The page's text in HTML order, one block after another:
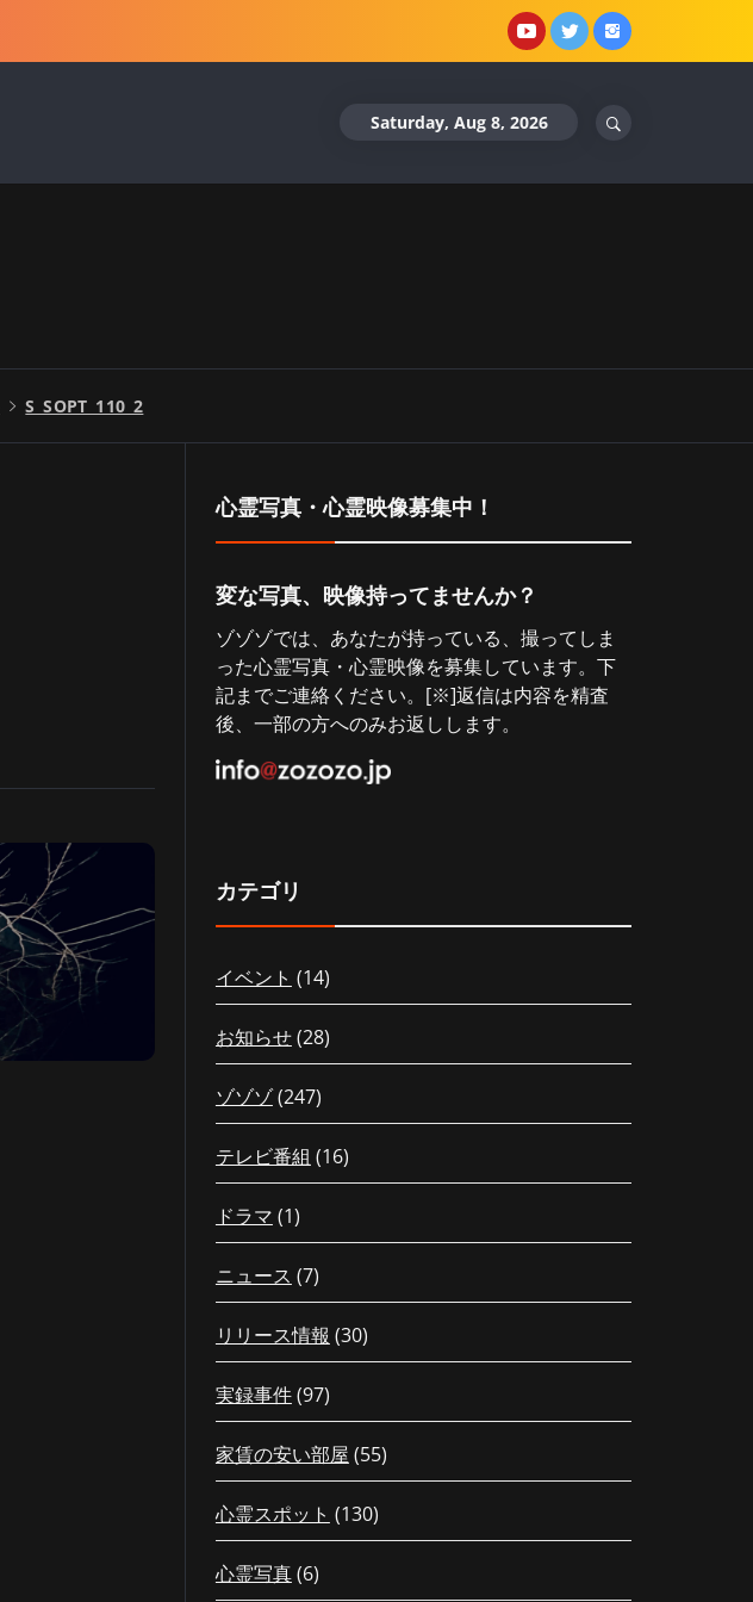
YouTube
X Instagram
Saturday, Aug 8, 2026
S_SOPT_110_2
心霊写真・心霊映像募集中！
変な写真、映像持ってませんか？
ゾゾゾでは、あなたが持っている、撮ってしま
った心霊写真・心霊映像を募集しています。下
記までご連絡ください。[※]返信は内容を精査
後、一部の方へのみお返しします。
カテゴリ
イベント (14)
お知らせ(28)
ゾゾゾ(247)
テレビ番組 (16)
ドラマ (1)
ニュース (7)
リリース情報 (30)
実録事件(97)
家賃の安い部屋 (55)
心霊スポット (130)
心霊写真(6)